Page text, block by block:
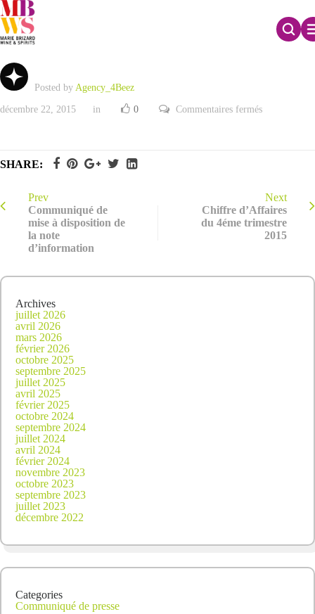
Note d’information d’Offre Publique d’Echange
Posted by Agency_4Beez
décembre 22, 2015 in 0 Commentaires ferméssur
SHARE:
Prev
Communiqué de
mise à disposition de
la note
d’information
Next
Chiffre d’Affaires
du 4éme trimestre
2015
Archives
juillet 2026
avril 2026
mars 2026
février 2026
octobre 2025
septembre 2025
juillet 2025
avril 2025
février 2025
octobre 2024
septembre 2024
juillet 2024
avril 2024
février 2024
novembre 2023
octobre 2023
septembre 2023
juillet 2023
décembre 2022
Categories
Communiqué de presse